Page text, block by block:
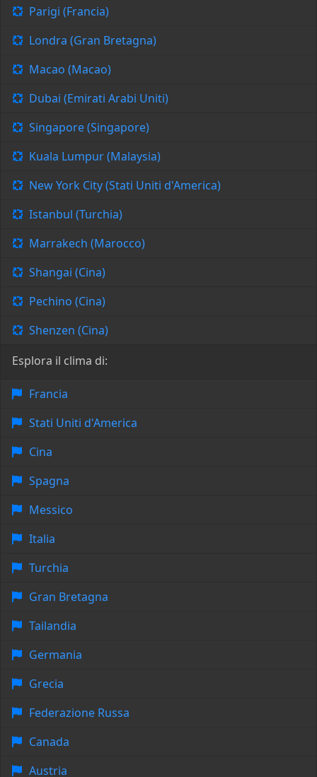
Parigi (Francia)
Londra (Gran Bretagna)
Macao (Macao)
Dubai (Emirati Arabi Uniti)
Singapore (Singapore)
Kuala Lumpur (Malaysia)
New York City (Stati Uniti d'America)
Istanbul (Turchia)
Marrakech (Marocco)
Shangai (Cina)
Pechino (Cina)
Shenzen (Cina)
Esplora il clima di:
Francia
Stati Uniti d'America
Cina
Spagna
Messico
Italia
Turchia
Gran Bretagna
Tailandia
Germania
Grecia
Federazione Russa
Canada
Austria